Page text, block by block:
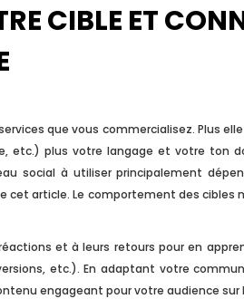
CIBLE ET
que vous commercialisez. Plus
etc.) plus votre langage et votre ton
social à utiliser principalement
cet article. Le comportement des cibles
et à leurs retours pour en
etc.). En adaptant votre
engageant pour votre audience sur